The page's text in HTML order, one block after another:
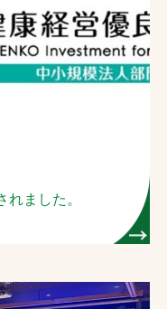
れました。